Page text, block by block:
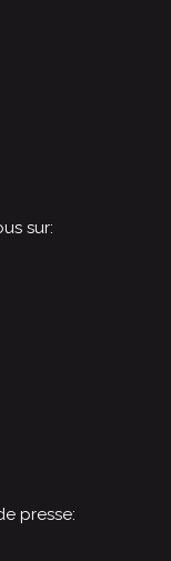
sur:
presse: